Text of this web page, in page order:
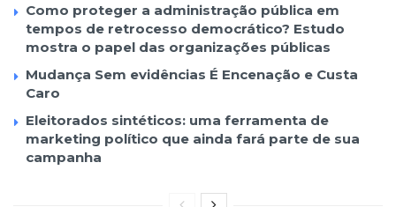
Como proteger a administração pública em
tempos de retrocesso democrático? Estudo
mostra o papel das organizações públicas
Mudança Sem evidências É Encenação e Custa
Caro
Eleitorados sintéticos: uma ferramenta de
marketing político que ainda fará parte de sua
campanha